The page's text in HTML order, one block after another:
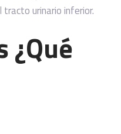
urinario inferior.